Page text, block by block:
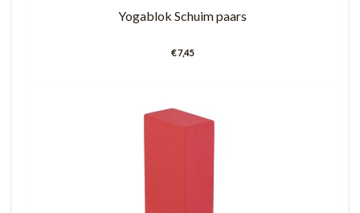
Yogablok Schuim paars
€ 7,45